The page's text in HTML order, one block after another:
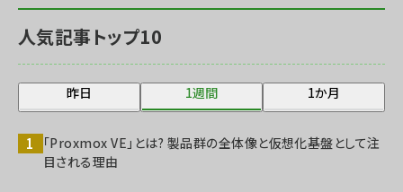
人気記事トップ10
昨日 1週間 1か月
「Proxmox VE」とは? 製品群の全体像と仮想化基盤として注
目される理由